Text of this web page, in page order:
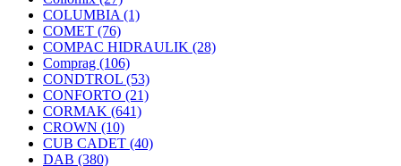
COLUMBIA (1)
COMET (76)
COMPAC HIDRAULIK (28)
Comprag (106)
CONDTROL (53)
CONFORTO (21)
CORMAK (641)
CROWN (10)
CUB CADET (40)
DAB (380)